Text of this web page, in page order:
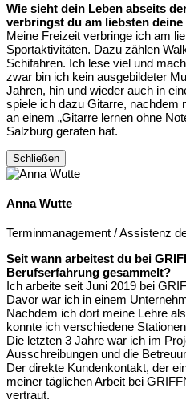
Wie sieht dein Leben abseits
verbringst du am liebsten deine
Meine Freizeit verbringe ich am
Sportaktivitäten. Dazu zählen
Schifahren. Ich lese viel und
zwar bin ich kein ausgebildeter
Jahren, hin und wieder auch in
spiele ich dazu Gitarre, nachdem
an einem „Gitarre lernen ohne
Salzburg geraten hat.
Schließen
Anna Wutte
Terminmanagement / Assistenz
Seit wann arbeitest du bei
Berufserfahrung gesammelt?
Ich arbeite seit Juni 2019 bei
Davor war ich in einem
Nachdem ich dort meine Lehre
konnte ich verschiedene
Die letzten 3 Jahre war ich im
Ausschreibungen und die
Der direkte Kundenkontakt, der
meiner täglichen Arbeit bei
vertraut.